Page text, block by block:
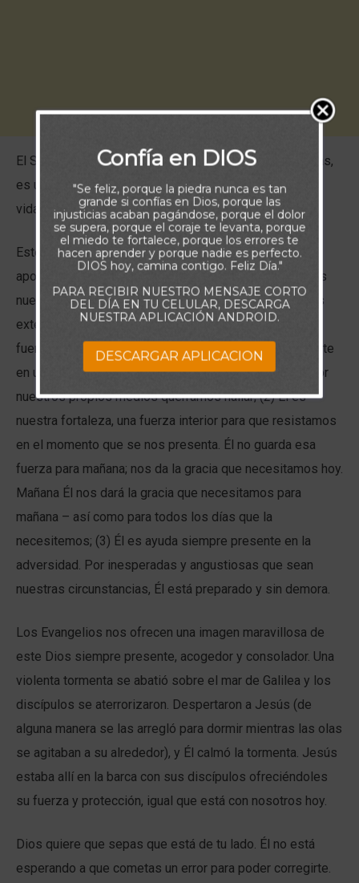
El Salmo 46, uno de los más hermosos de las escrituras,
es una declaración de la firme presencia de Dios en la
vida de aquellos que han decidido seguirle.
Este salmo revela tres formas en las que Dios desea
apoyarnos en las tormentas de nuestras vidas: (1) Él es
nuestro refugio, nuestra protección frente a las fuerzas
externas que nos rodean. No siempre elimina estas
fuerzas, pero nos envuelve en sus brazos y se convierte
en un refugio mayor que cualquier otra fortaleza que por
nuestros propios medios querramos hallar; (2) Él es
nuestra fortaleza, una fuerza interior para que resistamos
en el momento que se nos presenta. Él no guarda esa
fuerza para mañana; nos da la gracia que necesitamos hoy.
Mañana Él nos dará la gracia que necesitamos para
mañana – así como para todos los días que la
necesitemos; (3) Él es ayuda siempre presente en la
adversidad. Por inesperadas y angustiosas que sean
nuestras circunstancias, Él está preparado y sin demora.
Los Evangelios nos ofrecen una imagen maravillosa de
este Dios siempre presente, acogedor y consolador. Una
violenta tormenta se abatió sobre el mar de Galilea y los
discípulos se aterrorizaron. Despertaron a Jesús (de
alguna manera se las arregló para dormir mientras las olas
se agitaban a su alrededor), y Él calmó la tormenta. Jesús
estaba allí en la barca con sus discípulos ofreciéndoles
su fuerza y protección, igual que está con nosotros hoy.
Dios quiere que sepas que está de tu lado. Él no está
esperando a que cometas un error para poder corregirte.
Confía en DIOS
"Se feliz, porque la piedra nunca es tan
grande si confías en Dios, porque las
injusticias acaban pagándose, porque el dolor
se supera, porque el coraje te levanta, porque
el miedo te fortalece, porque los errores te
hacen aprender y porque nadie es perfecto.
DIOS hoy, camina contigo. Feliz Día."
PARA RECIBIR NUESTRO MENSAJE CORTO
DEL DÍA EN TU CELULAR, DESCARGA
NUESTRA APLICACIÓN ANDROID.
DESCARGAR APLICACION